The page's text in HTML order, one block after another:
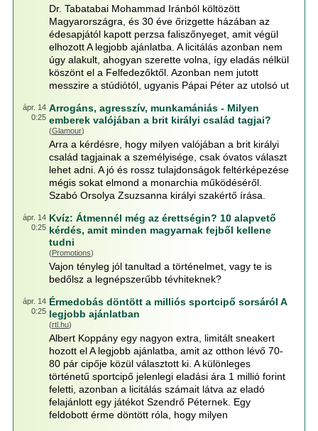
Dr. Tabatabai Mohammad Iránból költözött
Magyarországra, és 30 éve őrizgette házában az
édesapjától kapott perzsa faliszőnyeget, amit végül
elhozott A legjobb ajánlatba. A licitálás azonban nem
úgy alakult, ahogyan szerette volna, így eladás nélkül
köszönt el a Felfedezőktől. Azonban nem jutott
messzire a stúdiótól, ugyanis Pápai Péter az utolsó ut
ápr. 14
0:25
Arrogáns, agresszív, munkamániás - Milyen
emberek valójában a brit királyi család tagjai?
(Glamour)
Arra a kérdésre, hogy milyen valójában a brit királyi
család tagjainak a személyisége, csak óvatos választ
lehet adni. A jó és rossz tulajdonságok feltérképezése
mégis sokat elmond a monarchia működéséről.
Szabó Orsolya Zsuzsanna királyi szakértő írása.
ápr. 14
0:25
Kvíz: Átmennél még az érettségin? 10 alapvető
kérdés, amit minden magyarnak fejből kellene
tudni
(Promotions)
Vajon tényleg jól tanultad a történelmet, vagy te is
bedőlsz a legnépszerűbb tévhiteknek?
ápr. 14
0:25
Érmedobás döntött a milliós sportcipő sorsáról A
legjobb ajánlatban
(rtl.hu)
Albert Koppány egy nagyon extra, limitált sneakert
hozott el A legjobb ajánlatba, amit az otthon lévő 70-
80 pár cipője közül választott ki. A különleges
történetű sportcipő jelenlegi eladási ára 1 millió forint
feletti, azonban a licitálás számait látva az eladó
felajánlott egy játékot Szendrő Péternek. Egy
feldobott érme döntött róla, hogy milyen